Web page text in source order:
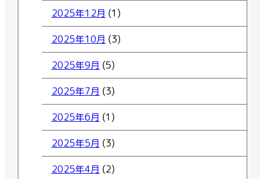
2025年12月 (1)
2025年10月 (3)
2025年9月 (5)
2025年7月 (3)
2025年6月 (1)
2025年5月 (3)
2025年4月 (2)